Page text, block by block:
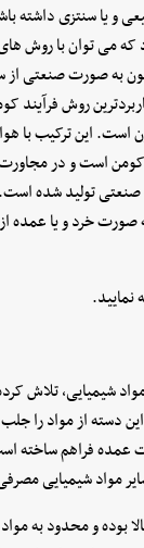
و یا سنتزی داشته
می توان با روش
به صورت صنعتی
روش
جهت سنتز 1،4-دییزوپروپیل
است و در
تولید شده
خرد و یا عمده از
شیمیایی, تلاش
دسته از مواد را
فراهم ساخته
مواد شیمیایی
بوده و محدود به